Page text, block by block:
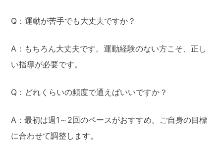
Q：運動が苦手でも大丈夫ですか？
A：もちろん大丈夫です。運動経験のない方こそ、正し
い指導が必要です。
Q：どれくらいの頻度で通えばいいですか？
A：最初は週1～2回のペースがおすすめ。ご自身の目標
に合わせて調整します。